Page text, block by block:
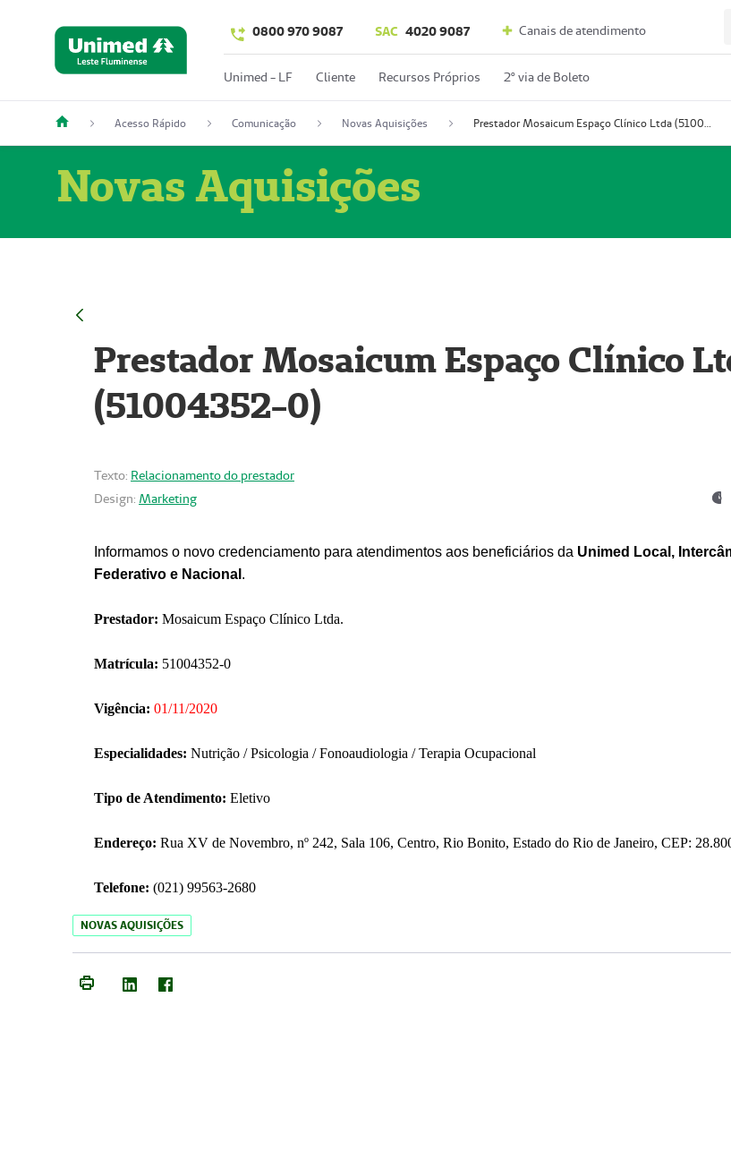
0800 970 9087 SAC 4020 9087 Canais de atendimento
Unimed - LF Cliente Recursos Próprios 2º via de Boleto
Acesso Rápido Comunicação Novas Aquisições Prestador Mosaicum Espaço Clínico Ltda (51004352-0)
Novas Aquisições
Prestador Mosaicum Espaço Clínico
(51004352-0)
Texto: Relacionamento do prestador
Design: Marketing
Informamos o novo credenciamento para atendimentos aos beneficiários da Unimed Local,
Federativo e Nacional .
Prestador: Mosaicum Espaço Clínico Ltda.
Matrícula: 51004352-0
Vigência: 01/11/2020
Especialidades: Nutrição / Psicologia / Fonoaudiologia / Terapia Ocupacional
Tipo de Atendimento: Eletivo
Endereço: Rua XV de Novembro, nº 242, Sala 106, Centro, Rio Bonito, Estado do Rio de Janeiro, CEP:
Telefone: (021) 99563-2680
NOVAS AQUISIÇÕES